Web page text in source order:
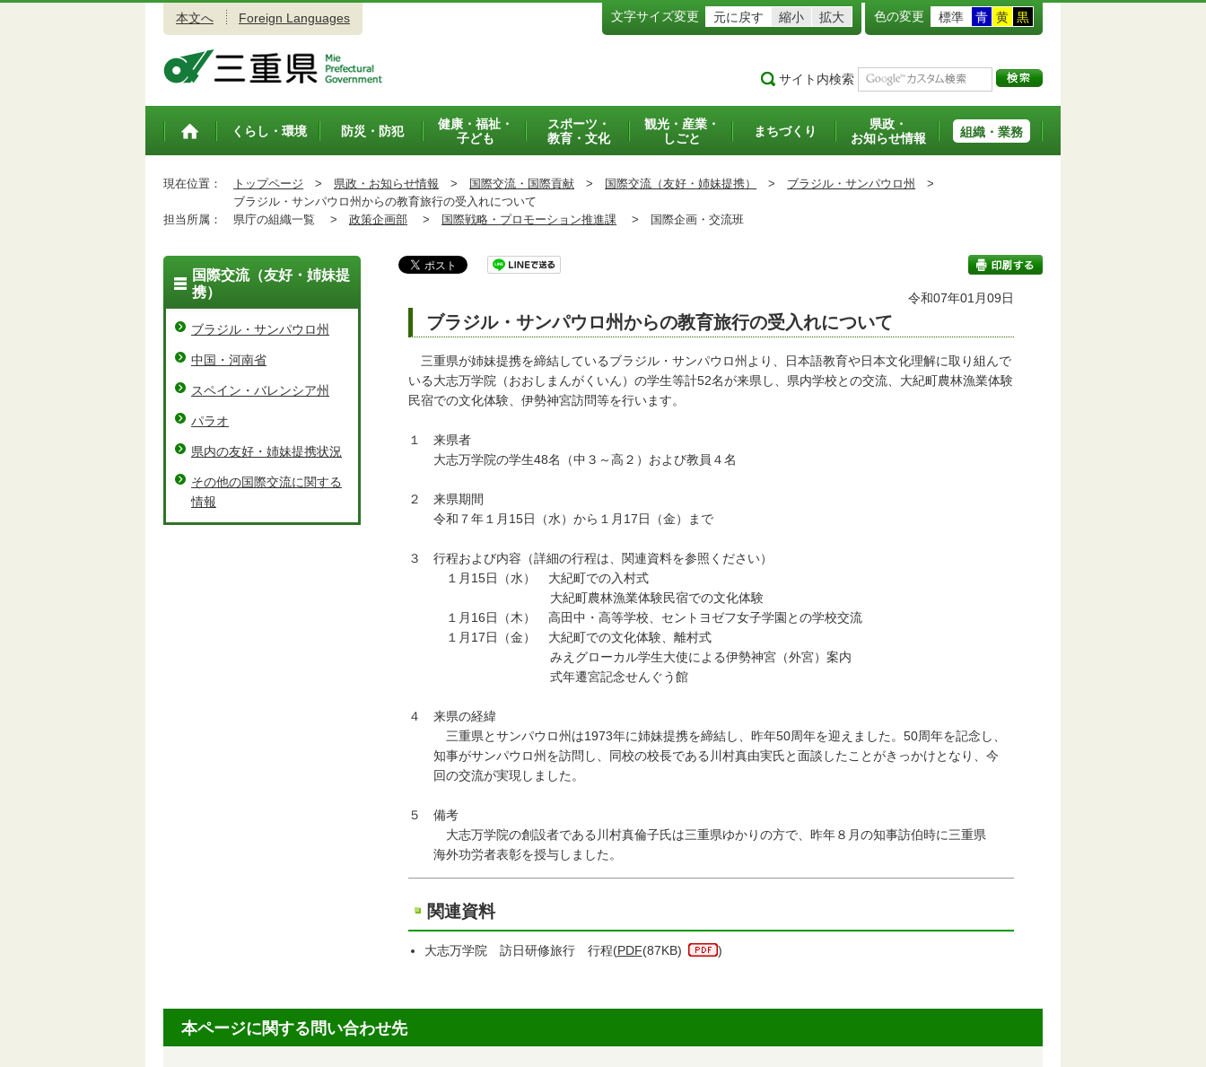
本文へ Foreign Languages 文字サイズ変更 元に戻す 縮小 拡大 色の変更 標準 青 黄 黒
サイト内検索
トップペ
くらし・環境 防災・防犯
健康・福祉・
子ども
スポーツ・
教育・文化
観光・産業・
しごと
まちづくり
県政・
お知らせ情報
組織・業務
現在位置： トップページ > 県政・お知らせ情報 > 国際交流・国際貢献 > 国際交流（友好・姉妹提携） > ブラジル・サンパウロ州
>
ブラジル・サンパウロ州からの教育旅行の受入れについて
担当所属：
県庁の組織一覧 > 政策企画部 > 国際戦略・プロモーション推進課 > 国際企画・交流班
印刷する
令和07年01月09日
ブラジル・サンパウロ州からの教育旅行の受入れについて
三重県が姉妹提携を締結しているブラジル・サンパウロ州より、日本語教育や日本文化理解に取り組んで
いる大志万学院（おおしまんがくいん）の学生等計52名が来県し、県内学校との交流、大紀町農林漁業体験
民宿での文化体験、伊勢神宮訪問等を行います。
１ 来県者
大志万学院の学生48名（中３～高２）および教員４名
２ 来県期間
令和７年１月15日（水）から１月17日（金）まで
３ 行程および内容（詳細の行程は、関連資料を参照ください）
１月15日（水） 大紀町での入村式
大紀町農林漁業体験民宿での文化体験
１月16日（木） 高田中・高等学校、セントヨゼフ女子学園との学校交流
１月17日（金） 大紀町での文化体験、離村式
みえグローカル学生大使による伊勢神宮（外宮）案内
式年遷宮記念せんぐう館
４ 来県の経緯
三重県とサンパウロ州は1973年に姉妹提携を締結し、昨年50周年を迎えました。50周年を記念し、
知事がサンパウロ州を訪問し、同校の校長である川村真由実氏と面談したことがきっかけとなり、今
回の交流が実現しました。
５ 備考
大志万学院の創設者である川村真倫子氏は三重県ゆかりの方で、昨年８月の知事訪伯時に三重県
海外功労者表彰を授与しました。
関連資料
大志万学院 訪日研修旅行 行程(PDF(87KB) )
国際交流（友好・姉妹提
携）
ブラジル・サンパウロ州
中国・河南省
スペイン・バレンシア州
パラオ
県内の友好・姉妹提携状況
その他の国際交流に関する
情報
本ページに関する問い合わせ先